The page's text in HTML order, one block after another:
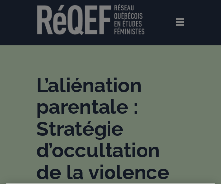
L’aliénation
parentale :
Stratégie
d’occultation
de la violence